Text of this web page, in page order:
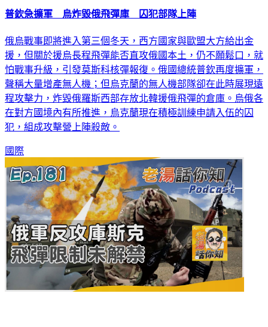
普欽急擴軍 烏炸毀俄飛彈庫 囚犯部隊上陣
俄烏戰事即將進入第三個冬天，西方國家與歐盟大方給出金
援，但關於援烏長程飛彈能否直攻俄國本土，仍不願鬆口，就
怕戰事升級，引發莫斯科核彈報復。俄國總統普欽再度擴軍，
聲稱大量增產無人機；但烏克蘭的無人機部隊卻在此時展現遠
程攻擊力，炸毀俄羅斯西部存放北韓援俄飛彈的倉庫。烏俄各
在對方國境內有所推進，烏克蘭現在積極訓練申請入伍的囚
犯，組成攻擊營上陣殺敵。
國際